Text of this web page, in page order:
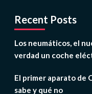
Recent Posts
Los neumáticos, el
verdad un coche
El primer aparato de
sabe y qué no